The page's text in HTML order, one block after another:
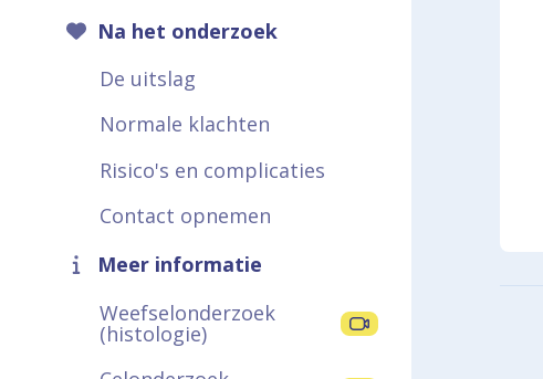
Na het onderzoek
De uitslag
Normale klachten
Risico's en complicaties
Contact opnemen
Meer informatie
Weefselonderzoek
(histologie)